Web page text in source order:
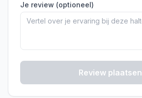
Je review (optioneel)
Review plaatsen